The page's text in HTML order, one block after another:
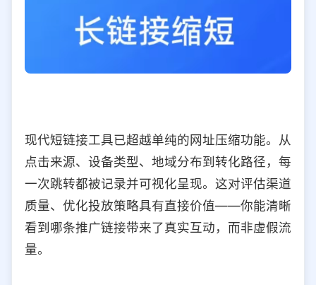
现代短链接工具已超越单纯的网址压缩功能。从
点击来源、设备类型、地域分布到转化路径，每
一次跳转都被记录并可视化呈现。这对评估渠道
质量、优化投放策略具有直接价值——你能清晰
看到哪条推广链接带来了真实互动，而非虚假流
量。